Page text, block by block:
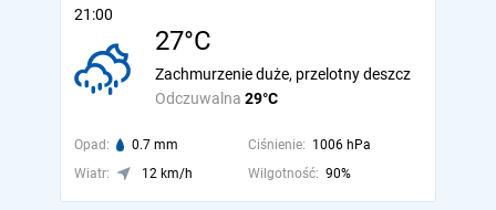
21:00
27°C
Odczuwalna 29°C
Zachmurzenie duże, przelotny deszcz
Opad: 0.7 mm Ciśnienie: 1006 hPa
Wiatr:
12 km/h Wilgotność: 90%